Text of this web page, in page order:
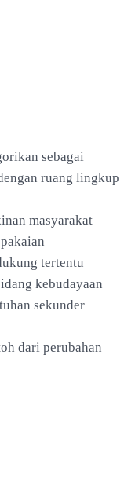
sebagai
ruang lingkup
masyarakat
tertentu
kebudayaan
sekunder
dari perubahan